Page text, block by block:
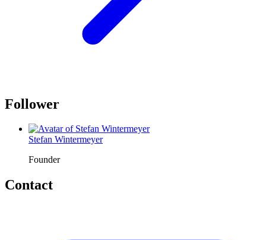
Follower
Stefan Wintermeyer
Founder
Contact